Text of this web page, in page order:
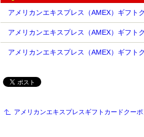
アメリカンエキスプレス（AMEX）ギフト
アメリカンエキスプレス（AMEX）ギフト
アメリカンエキスプレス（AMEX）ギフト
アメリカンエキスプレスギフトカードクー